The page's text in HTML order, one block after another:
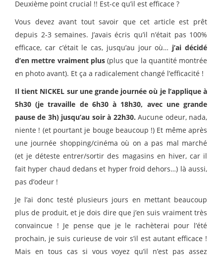
Deuxième point crucial !! Est-ce qu’il est efficace ?
Vous devez avant tout savoir que cet article est prêt
depuis 2-3 semaines. J’avais écris qu’il n’était pas 100%
efficace, car c’était le cas, jusqu’au jour où… j’ai décidé
d’en mettre vraiment plus(plus que la quantité montrée
en photo avant). Et ça a radicalement changé l’efficacité !
Il tient NICKEL sur une grande journée où je l’applique à
5h30 (je travaille de 6h30 à 18h30, avec une grande
pause de 3h) jusqu’au soir à 22h30. Aucune odeur, nada,
niente ! (et pourtant je bouge beaucoup !) Et même après
une journée shopping/cinéma où on a pas mal marché
(et je déteste entrer/sortir des magasins en hiver, car il
fait hyper chaud dedans et hyper froid dehors…) là aussi,
pas d’odeur !
Je l’ai donc testé plusieurs jours en mettant beaucoup
plus de produit, et je dois dire que j’en suis vraiment très
convaincue ! Je pense que je le rachèterai pour l’été
prochain, je suis curieuse de voir s’il est autant efficace !
Mais en tous cas si vous voyez qu’il n’est pas assez